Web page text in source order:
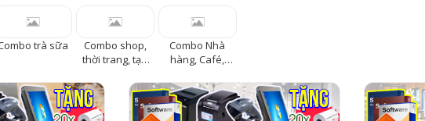
trà sữa
Combo shop,
thời trang, tạp
Combo Nhà
hàng, Café,
Karaoke, Bida,
Khách sạn